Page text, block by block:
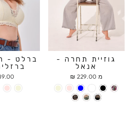
גוזיית תחרה -
אנאל
מ 229.00 ₪
ברלט -
₪